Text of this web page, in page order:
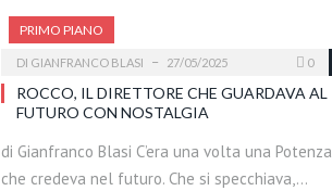
PRIMO PIANO
DI GIANFRANCO BLASI 27/05/2025 0
ROCCO, IL DIRETTORE CHE GUARDAVA AL
FUTURO CON NOSTALGIA
di Gianfranco Blasi C’era una volta una Potenza
che credeva nel futuro. Che si specchiava,…